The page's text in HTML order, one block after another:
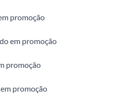
promoção
em promoção
promoção
promoção